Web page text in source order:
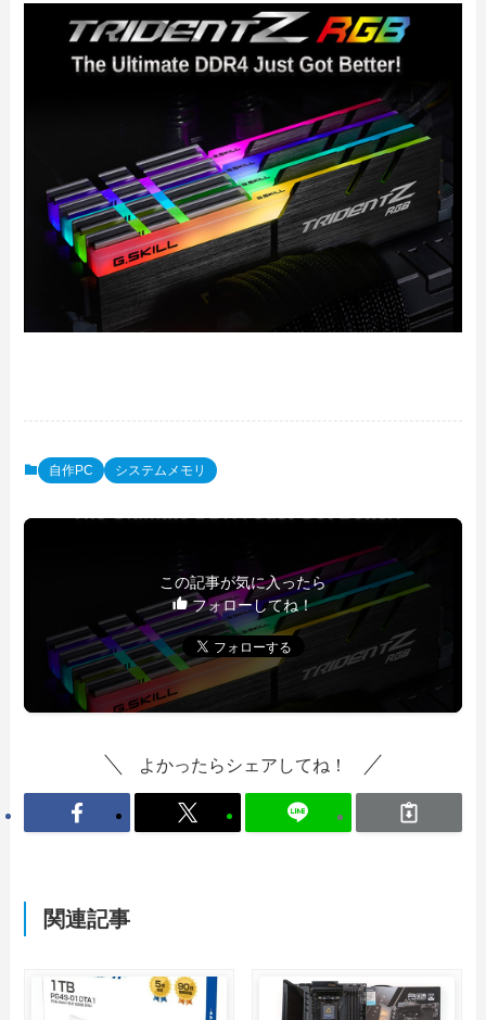
自作PC システムメモリ
この記事が気に入ったら
フォローしてね！
よかったらシェアしてね！
関連記事